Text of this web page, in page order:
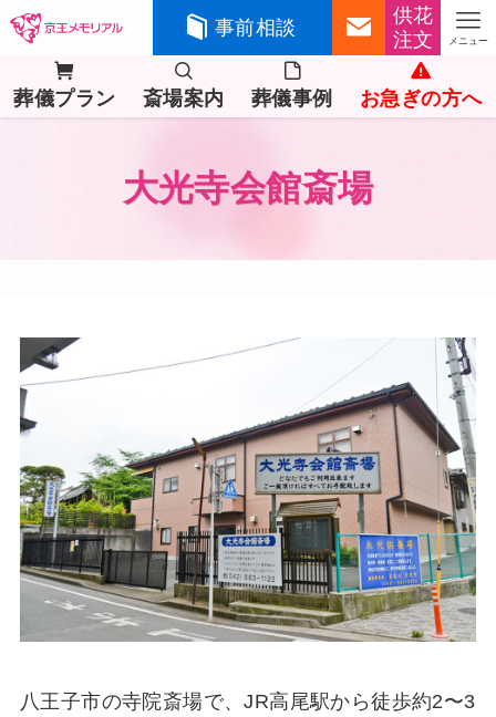
事前相談
供花
注文
メニュー
葬儀プラン 斎場案内 葬儀事例 お急ぎの方へ
大光寺会館斎場
八王子市の寺院斎場で、JR高尾駅から徒歩約2〜3